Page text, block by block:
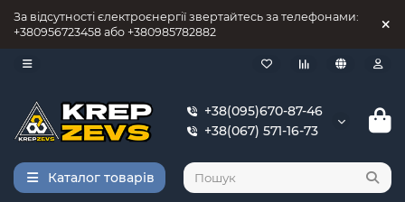
За відсутності єлектроєнергії звертайтесь за телефонами:
+380956723458 або +380985782882
+38(095)670-87-46
+38(067) 571-16-73
Каталог товарів